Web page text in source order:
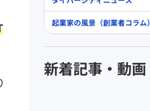
起業家の風景（創業者コラム）
新着記事・動画